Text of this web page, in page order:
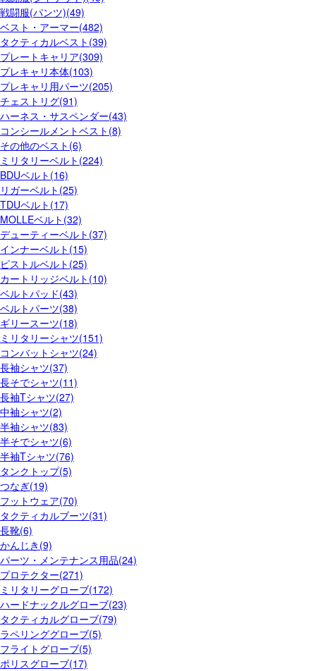
戦闘服(パンツ)(49)
ベスト・アーマー(482)
タクティカルベスト(39)
プレートキャリア(309)
プレキャリ本体(103)
プレキャリ用パーツ(205)
チェストリグ(91)
ハーネス・サスペンダー(43)
コンシールメントベスト(8)
その他のベスト(6)
ミリタリーベルト(224)
BDUベルト(16)
リガーベルト(25)
TDUベルト(17)
MOLLEベルト(32)
デューティーベルト(37)
インナーベルト(15)
ピストルベルト(25)
カートリッジベルト(10)
ベルトパッド(43)
ベルトパーツ(38)
ギリースーツ(18)
ミリタリーシャツ(151)
コンバットシャツ(24)
長袖シャツ(37)
長そでシャツ(11)
長袖Tシャツ(27)
中袖シャツ(2)
半袖シャツ(83)
半そでシャツ(6)
半袖Tシャツ(76)
タンクトップ(5)
つなぎ(19)
フットウェア(70)
タクティカルブーツ(31)
長靴(6)
かんじき(9)
パーツ・メンテナンス用品(24)
プロテクター(271)
ミリタリーグローブ(172)
ハードナックルグローブ(23)
タクティカルグローブ(79)
ラペリンググローブ(5)
フライトグローブ(5)
ポリスグローブ(17)